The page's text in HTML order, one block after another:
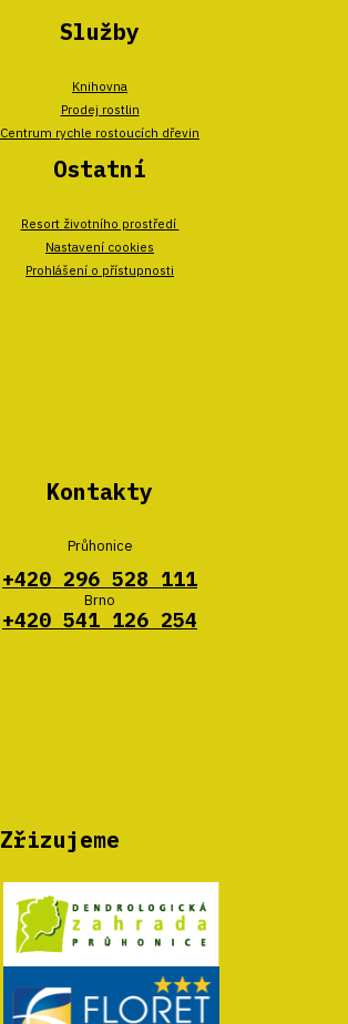
Služby
Knihovna
Prodej rostlin
Centrum rychle rostoucích dřevin
Ostatní
Resort životního prostředí
Nastavení cookies
Prohlášení o přístupnosti
Kontakty
Průhonice
+420 296 528 111
Brno
+420 541 126 254
Zřizujeme